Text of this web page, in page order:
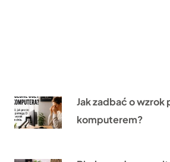
Jak zadbać o wzrok
komputerem?